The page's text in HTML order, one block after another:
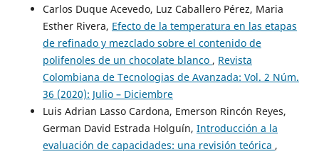
Carlos Duque Acevedo, Luz Caballero Pérez, Maria
Esther Rivera, Efecto de la temperatura en las etapas
de refinado y mezclado sobre el contenido de
polifenoles de un chocolate blanco , Revista
Colombiana de Tecnologias de Avanzada: Vol. 2 Núm.
36 (2020): Julio – Diciembre
Luis Adrian Lasso Cardona, Emerson Rincón Reyes,
German David Estrada Holguín, Introducción a la
evaluación de capacidades: una revisión teórica ,